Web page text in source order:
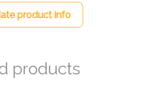
product info